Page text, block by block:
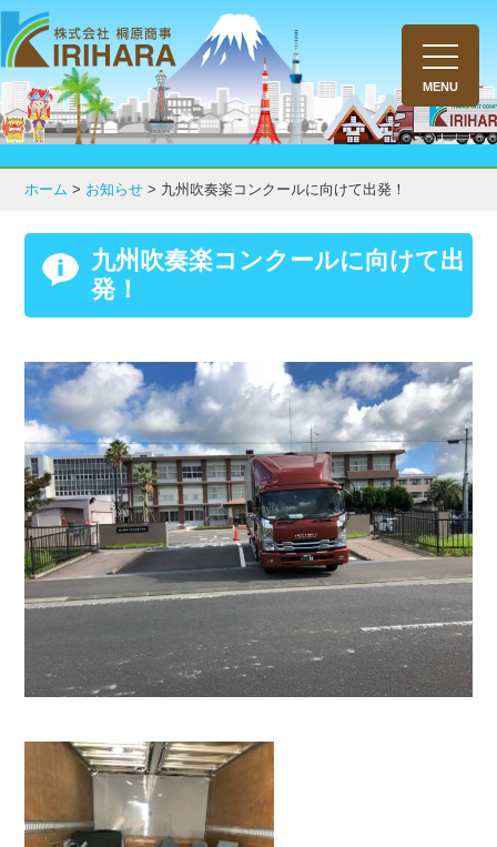
toggle
MENU
ホーム > お知らせ > 九州吹奏楽コンクールに向けて出発！
九州吹奏楽コンクールに向けて出
発！